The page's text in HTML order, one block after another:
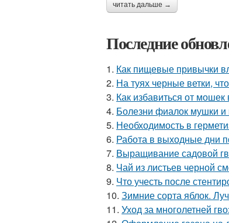
читать дальше →
Последние
1. Как пищевые привычки
2. На туях черные ветки,
3. Как избавиться от
4. Болезни фиалок мушки
5. Необходимость в
6. Работа в выходные дни
7. Выращивание садовой
8. Чай из листьев черной
9. Что учесть после
10. Зимние сорта яблок.
11. Уход за многолетней